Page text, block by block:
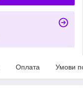
Оплата Умови